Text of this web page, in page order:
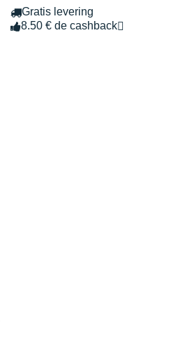
Gratis levering
8.50 € de cashback